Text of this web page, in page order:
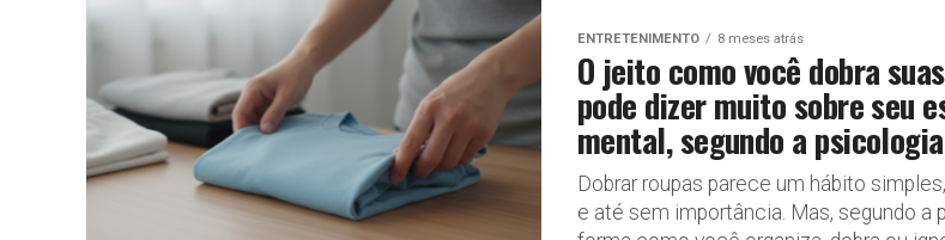
ENTRETENIMENTO 8 meses atrás
O jeito como você dobra
pode dizer muito sobre seu
mental, segundo a psicologia
Dobrar roupas parece um hábito
e até sem importância. Mas, segundo a